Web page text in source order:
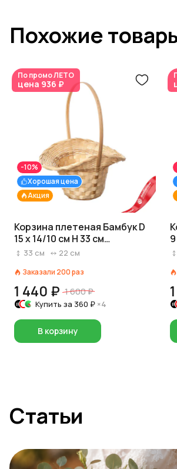
Похожие
По промоЛЕТО
цена 936 ₽
Акция
Хорошая цена
-10%
Корзина плетеная Бамбук D
15 x 14/10 см H 33 см
Натуральный
33 см 22 см
Заказали 200раз
1 440 ₽ 1 600 ₽
Купить за 360 ₽ ×4
В корзину
Статьи